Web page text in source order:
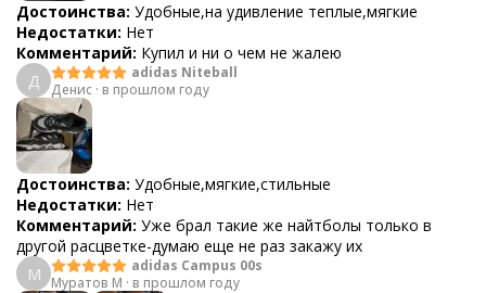
Достоинства: Удобные,на удивление теплые,мягкие
Недостатки: Нет
Комментарий: Купил и ни о чем не жалею
Д
adidas Niteball
Денис · в прошлом году
Достоинства: Удобные,мягкие,стильные
Недостатки: Нет
Комментарий: Уже брал такие же найтболы только в
другой расцветке-думаю еще не раз закажу их
М
adidas Campus 00s
Муратов М · в прошлом году